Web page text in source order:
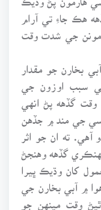
هڪ جاءِ تي آرام
جي شدت وقت
بخارن جو مقدار
سبب اوزون جي
گڏهه پڻ انهي
جي مند ۾ جڏهن
آهي. ته ان جو اثر
گڏهه وهنجڻ
کان وڌيڪ ڀيرا
هوا ۾ آبي بخارن جي
وقت مينهن جو